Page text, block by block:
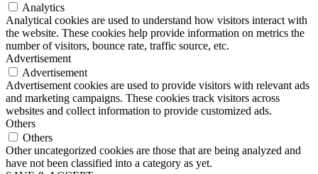
Analytics
Analytical cookies are used to understand how visitors interact with
the website. These cookies help provide information on metrics the
number of visitors, bounce rate, traffic source, etc.
Advertisement
Advertisement
Advertisement cookies are used to provide visitors with relevant ads
and marketing campaigns. These cookies track visitors across
websites and collect information to provide customized ads.
Others
Others
Other uncategorized cookies are those that are being analyzed and
have not been classified into a category as yet.